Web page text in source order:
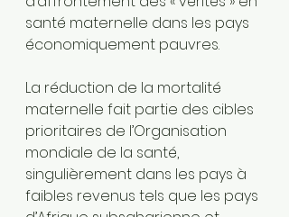
santé maternelle dans les pays
économiquement pauvres.
La réduction de la mortalité
maternelle fait partie des cibles
prioritaires de l’Organisation
mondiale de la santé,
singulièrement dans les pays à
faibles revenus tels que les pays